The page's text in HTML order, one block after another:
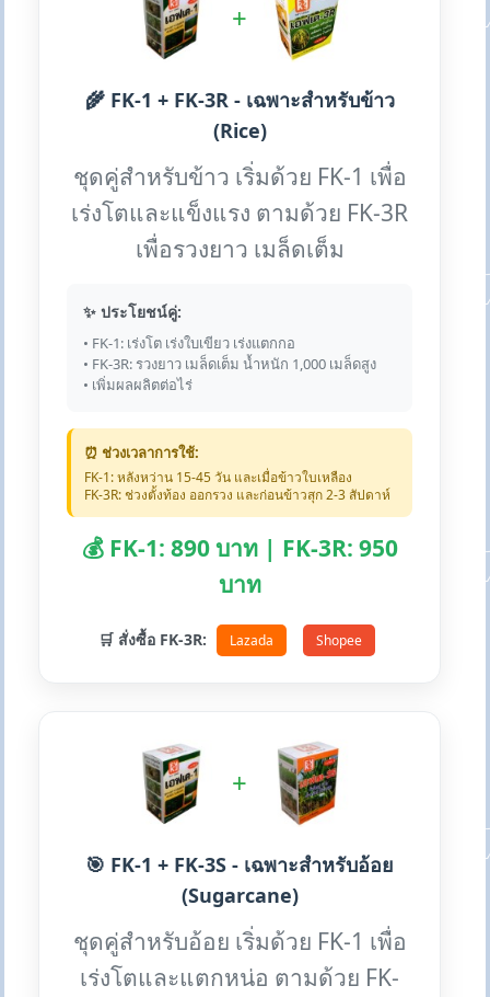
+
🌾 FK-1 + FK-3R - เฉพาะสำหรับข้าว
(Rice)
ชุดคู่สำหรับข้าว เริ่มด้วย FK-1 เพื่อ
เร่งโตและแข็งแรง ตามด้วย FK-3R
เพื่อรวงยาว เมล็ดเต็ม
✨ ประโยชน์คู่:
• FK-1: เร่งโต เร่งใบเขียว เร่งแตกกอ
• FK-3R: รวงยาว เมล็ดเต็ม น้ำหนัก 1,000 เมล็ดสูง
• เพิ่มผลผลิตต่อไร่
⏰ ช่วงเวลาการใช้:
FK-1: หลังหว่าน 15-45 วัน และเมื่อข้าวใบเหลือง
FK-3R: ช่วงตั้งท้อง ออกรวง และก่อนข้าวสุก 2-3 สัปดาห์
💰 FK-1: 890 บาท | FK-3R: 950
บาท
🛒 สั่งซื้อ FK-3R: Lazada Shopee
+
🎯 FK-1 + FK-3S - เฉพาะสำหรับอ้อย
(Sugarcane)
ชุดคู่สำหรับอ้อย เริ่มด้วย FK-1 เพื่อ
เร่งโตและแตกหน่อ ตามด้วย FK-